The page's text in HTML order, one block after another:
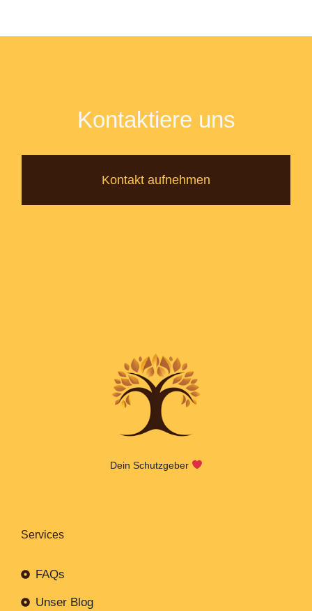
Kontaktiere uns
Kontakt aufnehmen
Dein Schutzgeber
Services
FAQs
Unser Blog